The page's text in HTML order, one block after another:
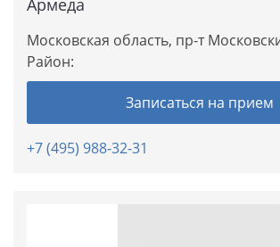
Армеда
Московская область, пр-т
Район:
Записаться на прием
+7 (495) 988-32-31